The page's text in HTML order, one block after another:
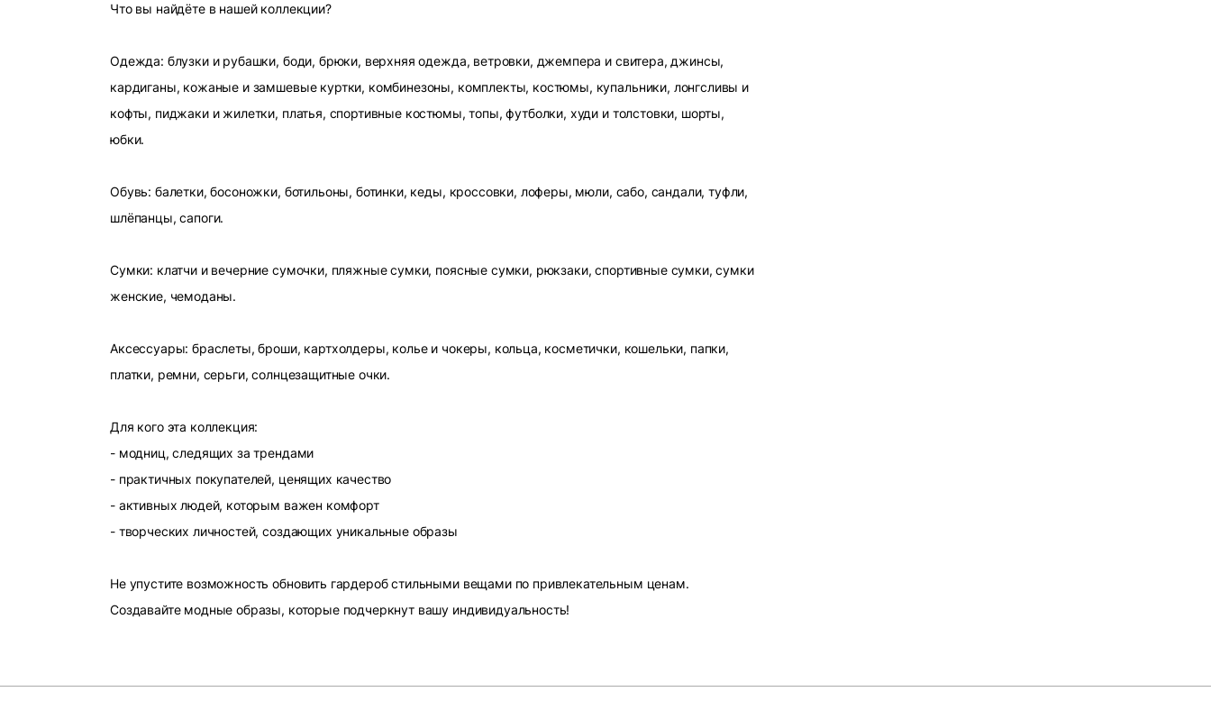
Что вы найдёте в нашей коллекции?
Одежда: блузки и рубашки, боди, брюки, верхняя одежда, ветровки, джемпера и свитера, джинсы,
кардиганы, кожаные и замшевые куртки, комбинезоны, комплекты, костюмы, купальники, лонгсливы и
кофты, пиджаки и жилетки, платья, спортивные костюмы, топы, футболки, худи и толстовки, шорты,
юбки.
Обувь: балетки, босоножки, ботильоны, ботинки, кеды, кроссовки, лоферы, мюли, сабо, сандали, туфли,
шлёпанцы, сапоги.
Сумки: клатчи и вечерние сумочки, пляжные сумки, поясные сумки, рюкзаки, спортивные сумки, сумки
женские, чемоданы.
Аксессуары: браслеты, броши, картхолдеры, колье и чокеры, кольца, косметички, кошельки, папки,
платки, ремни, серьги, солнцезащитные очки.
Для кого эта коллекция:
- модниц, следящих за трендами
- практичных покупателей, ценящих качество
- активных людей, которым важен комфорт
- творческих личностей, создающих уникальные образы
Не упустите возможность обновить гардероб стильными вещами по привлекательным ценам.
Создавайте модные образы, которые подчеркнут вашу индивидуальность!